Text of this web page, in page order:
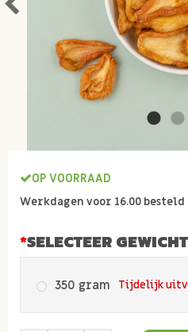
OP VOORRAAD
Werkdagen voor 16.00
SELECTEER GEWICHT
350 gram Tijdelijk